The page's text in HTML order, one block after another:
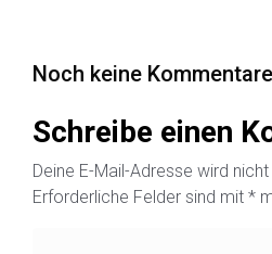
Noch keine Kommentare
Schreibe einen
Deine E-Mail-Adresse wird
Erforderliche Felder sind mit *